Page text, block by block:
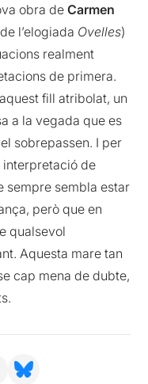
obra deCarmen
l’elogiada Ovelles)
realment
de primera.
fill atribolat, un
a la vegada que es
sobrepassen. I per
de
sempre sembla estar
però que en
qualsevol
Aquesta mare tan
cap mena de dubte,